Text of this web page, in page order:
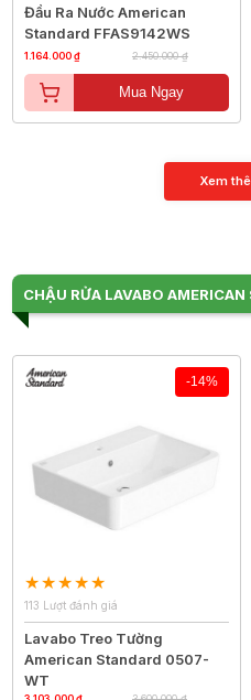
Đầu Ra Nước American
Standard FFAS9142WS
1.164.000 ₫ 2.450.000 ₫
Mua Ngay
Xem
CHẬU RỬA LAVABO AMERICAN
-14%
113 Lượt đánh giá
Lavabo Treo Tường
American Standard 0507-
WT